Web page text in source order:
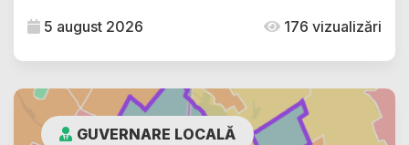
5 august 2026 176 vizualizări
GUVERNARE LOCALĂ